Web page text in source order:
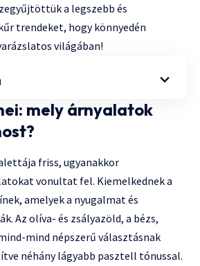
a legszebb és
trendeket, hogy könnyedén
világában!
mely árnyalatok
friss, ugyanakkor
vonultat fel. Kiemelkednek a
amelyek a nyugalmat és
Az olíva- és zsályazöld, a bézs,
mind népszerű választásnak
néhány lágyabb pasztell tónussal.